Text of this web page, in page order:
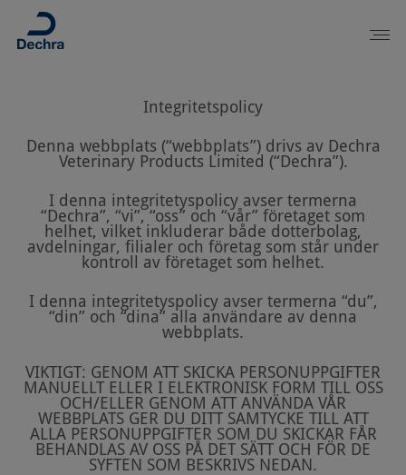
Integritetspolicy
Denna webbplats (“webbplats”) drivs av Dechra
Veterinary Products Limited (“Dechra”).
I denna integritetyspolicy avser termerna
“Dechra”, “vi”, “oss” och “vår” företaget som
helhet, vilket inkluderar både dotterbolag,
avdelningar, filialer och företag som står under
kontroll av företaget som helhet.
I denna integritetyspolicy avser termerna “du”,
“din” och “dina” alla användare av denna
webbplats.
VIKTIGT: GENOM ATT SKICKA PERSONUPPGIFTER
MANUELLT ELLER I ELEKTRONISK FORM TILL OSS
OCH/ELLER GENOM ATT ANVÄNDA VÅR
WEBBPLATS GER DU DITT SAMTYCKE TILL ATT
ALLA PERSONUPPGIFTER SOM DU SKICKAR FÅR
BEHANDLAS AV OSS PÅ DET SÄTT OCH FÖR DE
SYFTEN SOM BESKRIVS NEDAN.